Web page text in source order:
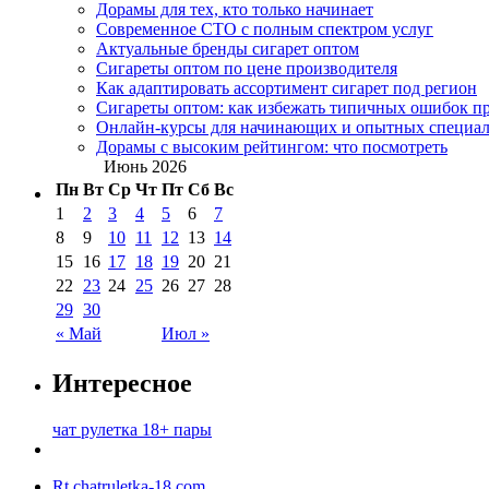
Дорамы для тех, кто только начинает
Современное СТО с полным спектром услуг
Актуальные бренды сигарет оптом
Сигареты оптом по цене производителя
Как адаптировать ассортимент сигарет под регион
Сигареты оптом: как избежать типичных ошибок
Онлайн-курсы для начинающих и опытных
Дорамы с высоким рейтингом: что посмотреть
Июнь 2026
Пн Вт Ср Чт Пт Сб Вс
« Май Июл »
1 2 3 4 5 6
7
8
9 10 11 12 13 14
15 16 17 18 19 20 21
22
23 24 25 26 27 28
29 30
Интересное
чат рулетка 18+ пары